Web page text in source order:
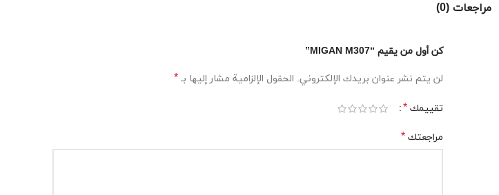
مراجعات (0)
كن أول من يقيم “MIGAN M307”
لن يتم نشر عنوان بريدك الإلكتروني. الحقول الإلزامية مشار إليها بـ *
تقييمك *
مراجعتك *